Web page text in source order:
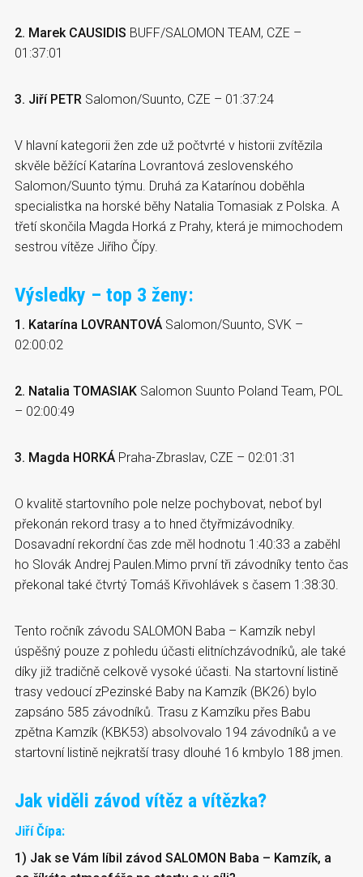
2. Marek CAUSIDIS BUFF/SALOMON TEAM, CZE –
01:37:01
3. Jiří PETR Salomon/Suunto, CZE – 01:37:24
V hlavní kategorii žen zde už počtvrté v historii zvítězila
skvěle běžící Katarína Lovrantová zeslovenského
Salomon/Suunto týmu. Druhá za Katarínou doběhla
specialistka na horské běhy Natalia Tomasiak z Polska. A
třetí skončila Magda Horká z Prahy, která je mimochodem
sestrou vítěze Jiřího Čípy.
Výsledky – top 3 ženy:
1. Katarína LOVRANTOVÁ Salomon/Suunto, SVK –
02:00:02
2. Natalia TOMASIAK Salomon Suunto Poland Team, POL
– 02:00:49
3. Magda HORKÁ Praha-Zbraslav, CZE – 02:01:31
O kvalitě startovního pole nelze pochybovat, neboť byl
překonán rekord trasy a to hned čtyřmizávodníky.
Dosavadní rekordní čas zde měl hodnotu 1:40:33 a zaběhl
ho Slovák Andrej Paulen.Mimo první tři závodníky tento čas
překonal také čtvrtý Tomáš Křivohlávek s časem 1:38:30.
Tento ročník závodu SALOMON Baba – Kamzík nebyl
úspěšný pouze z pohledu účasti elitníchzávodníků, ale také
díky již tradičně celkově vysoké účasti. Na startovní listině
trasy vedoucí zPezinské Baby na Kamzík (BK26) bylo
zapsáno 585 závodníků. Trasu z Kamzíku přes Babu
zpětna Kamzík (KBK53) absolvovalo 194 závodníků a ve
startovní listině nejkratší trasy dlouhé 16 kmbylo 188 jmen.
Jak viděli závod vítěz a vítězka?
Jiří Čípa:
1) Jak se Vám líbil závod SALOMON Baba – Kamzík, a